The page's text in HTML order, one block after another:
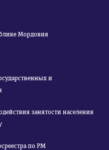
Мордовия
и
занятости населения
по РМ